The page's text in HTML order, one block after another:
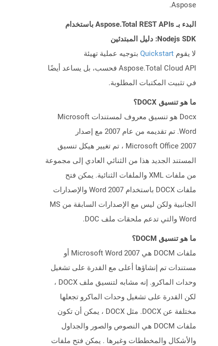
Aspose.
البدء بـ Aspose.Total REST APIs باستخدام
Nodejs SDK: دليل المبتدئين
لا يقوم Quickstart بتوجيه عملية تهيئة
Aspose.Total Cloud API فحسب، بل يساعد أيضًا
في تثبيت المكتبات المطلوبة.
ما هو تنسيق DOCX؟
Docx هو تنسيق معروف لمستندات Microsoft
Word. تم تقديمه من عام 2007 مع إصدار
Microsoft Office 2007 ، تم تغيير هيكل تنسيق
المستند الجديد هذا من الثنائي العادي إلى مجموعة
من ملفات XML والملفات الثنائية. يمكن فتح
ملفات DOCX باستخدام Word 2007 والإصدارات
الجانبية ولكن ليس مع الإصدارات السابقة من MS
Word والتي تدعم ملحقات ملف DOC.
ما هو تنسيق DOCM؟
ملفات DOCM هي Microsoft Word 2007 أو
مستندات تم إنشاؤها أعلى مع القدرة على تشغيل
وحدات الماكرو. إنه مشابه لتنسيق ملف DOCX ،
لكن القدرة على تشغيل وحدات الماكرو تجعلها
مختلفة عن DOCX. مثل DOCX ، يمكن أن تكون
ملفات DOCM هي النصوص والصور والجداول
والأشكال والمخططات وغيرها . يمكن فتح ملفات